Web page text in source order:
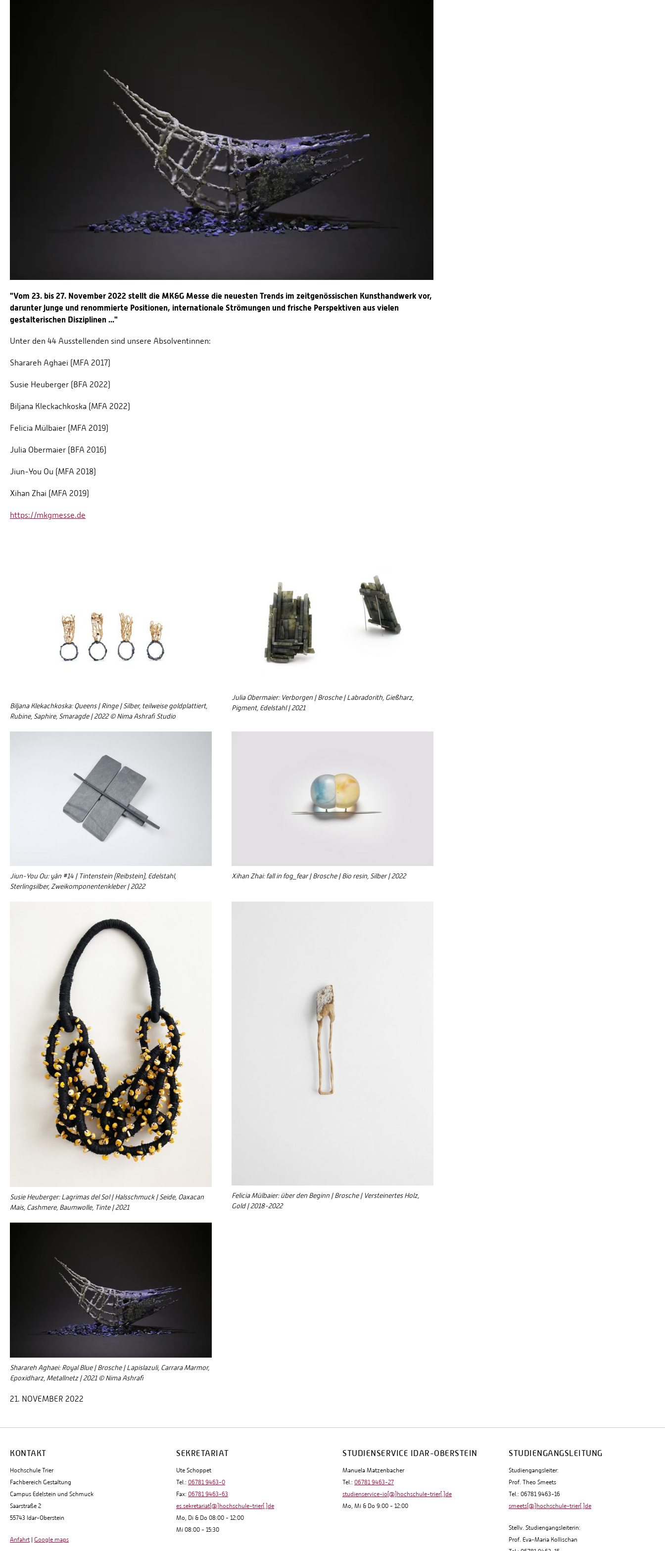
"Vom 23. bis 27. November 2022 stellt die MK&G Messe die neuesten Trends im zeitgenössischen Kunsthandwerk vor,
darunter junge und renommierte Positionen, internationale Strömungen und frische Perspektiven aus vielen
gestalterischen Disziplinen ..."
Unter den 44 Ausstellenden sind unsere Absolventinnen:
Sharareh Aghaei (MFA 2017)
Susie Heuberger (BFA 2022)
Biljana Kleckachkoska (MFA 2022)
Felicia Mülbaier (MFA 2019)
Julia Obermaier (BFA 2016)
Jiun-You Ou (MFA 2018)
Xihan Zhai (MFA 2019)
https://mkgmesse.de
Biljana Klekachkoska: Queens | Ringe | Silber, teilweise goldplattiert,
Rubine, Saphire, Smaragde | 2022 © Nima Ashrafi Studio
Julia Obermaier: Verborgen | Brosche | Labradorith, Gießharz,
Pigment, Edelstahl | 2021
Jiun-You Ou: yàn #14 | Tintenstein (Reibstein), Edelstahl,
Sterlingsilber, Zweikomponentenkleber | 2022
Xihan Zhai: fall in fog_fear | Brosche | Bio resin, Silber | 2022
Susie Heuberger: Lagrimas del Sol | Halsschmuck | Seide, Oaxacan
Mais, Cashmere, Baumwolle, Tinte | 2021
Felicia Mülbaier: über den Beginn | Brosche | Versteinertes Holz,
Gold | 2018-2022
Sharareh Aghaei: Royal Blue | Brosche | Lapislazuli, Carrara Marmor,
Epoxidharz, Metallnetz | 2021 © Nima Ashrafi
21. NOVEMBER 2022
KONTAKT
Hochschule Trier
Fachbereich Gestaltung
Campus Edelstein und Schmuck
Saarstraße 2
55743 Idar-Oberstein
Anfahrt Google maps
SEKRETARIAT
Ute Schoppet
Tel.: 06781 9463-0
Fax: 06781 9463-63
es.sekretariat[@]hochschule-trier[.]de
Mo, Di & Do 08:00 - 12:00
Mi 08:00 - 15:30
STUDIENSERVICE IDAR-OBERSTEIN
Manuela Matzenbacher
Tel.: 06781 9463-27
studienservice-io[@]hochschule-trier[.]de
Mo, Mi & Do 9:00 - 12:00
STUDIENGANGSLEITUNG
Studiengangsleiter:
Prof. Theo Smeets
Tel.: 06781 9463-16
smeets[@]hochschule-trier[.]de
Stellv. Studiengangsleiterin:
Prof. Eva-Maria Kollischan